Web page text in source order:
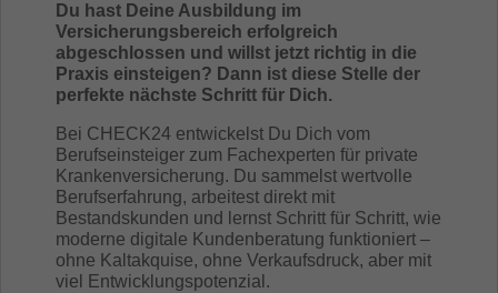
Du hast Deine Ausbildung im
Versicherungsbereich erfolgreich
abgeschlossen und willst jetzt richtig in die
Praxis einsteigen? Dann ist diese Stelle der
perfekte nächste Schritt für Dich.
Bei CHECK24 entwickelst Du Dich vom
Berufseinsteiger zum Fachexperten für private
Krankenversicherung. Du sammelst wertvolle
Berufserfahrung, arbeitest direkt mit
Bestandskunden und lernst Schritt für Schritt, wie
moderne digitale Kundenberatung funktioniert –
ohne Kaltakquise, ohne Verkaufsdruck, aber mit
viel Entwicklungspotenzial.